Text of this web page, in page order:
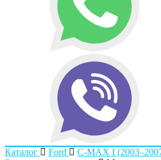
Каталог Ford
C-MAX I